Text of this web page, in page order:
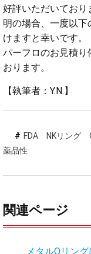
好評いただいており
明の場合、一度以
けますと幸いです。
パーフロのお見積り
おります。
【執筆者：Y.N.】
FDA NKリング
薬品性
関連ページ
メタルOリン